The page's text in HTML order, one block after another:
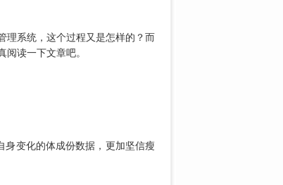
理系统，这个过程又是怎样的？而
读一下文章吧。
身变化的体成份数据，更加坚信瘦